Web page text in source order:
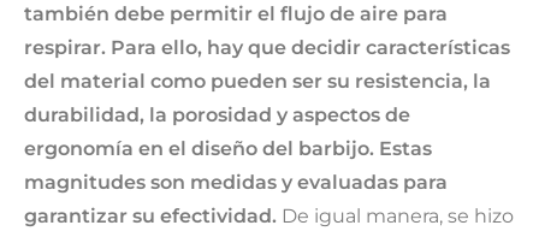
también debe permitir el flujo de aire para
respirar. Para ello, hay que decidir características
del material como pueden ser su resistencia, la
durabilidad, la porosidad y aspectos de
ergonomía en el diseño del barbijo. Estas
magnitudes son medidas y evaluadas para
garantizar su efectividad. De igual manera, se hizo